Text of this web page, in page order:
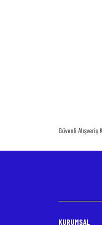
Ürün
Ürün
Güvenli Alışveriş
KURUMSAL